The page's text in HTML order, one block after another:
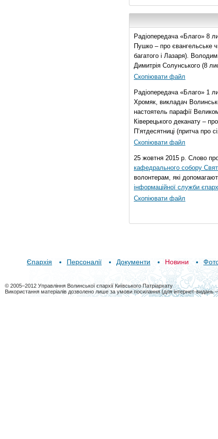
Радіопередача «Благо» 8
Пушко – про євангельське
багатого і Лазаря).
Димитрія Солунського (8
Скопіювати файл
Радіопередача «Благо» 1
Хромяк, викладач
настоятель парафії
Ківерецького деканату –
П’ятдесятниці (притча про
Скопіювати файл
25 жовтня 2015 р. Слово
кафедрального собору
волонтерам, які
інформаційної служби
Скопіювати файл
Єпархія Персоналії Документи Новини
© 2005–2012 Управління Волинської єпархії Київського Патріархату
Використання матеріалів дозволено лише за умови посилання (для інтернет-видань